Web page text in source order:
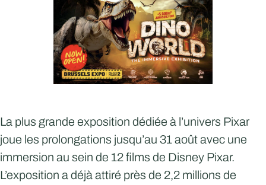
La plus grande exposition dédiée à l’univers Pixar
joue les prolongations jusqu’au 31 août avec une
immersion au sein de 12 films de Disney Pixar.
L’exposition a déjà attiré près de 2,2 millions de